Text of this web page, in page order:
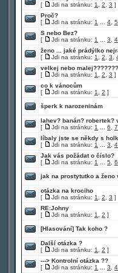
[
Jdi na stránku: 1 2 3 ]
Proč?
[
Jdi na stránku: 1 4 5
S nebo Bez?
[
Jdi na stránku: 1 3 4
ženo ... jaké prádýlko
[
Jdi na stránku: 1 2 3
velkej nebo
[
Jdi na stránku: 1 2 3 ]
co k vánocům
[
Jdi na stránku: 1 2 ]
šperk k narozeninám
lahev? banán? robertek?
[
Jdi na stránku: 1 6 7
líbaly jste se někdy s
[
Jdi na stránku: 1 3 4
Jak vás požádat o číslo?
[
Jdi na stránku: 1 5 6
jak na prostytutko a ženo
otázka na krociho
[
Jdi na stránku: 1 2 3 ]
RE:Johny
[
Jdi na stránku: 1 2 ]
[Hlasování] Tak koho ?
Další otázka ?
[
Jdi na stránku: 1 2 ]
---> Kontrolní otázka ??
[
Jdi na stránku: 1 3 4